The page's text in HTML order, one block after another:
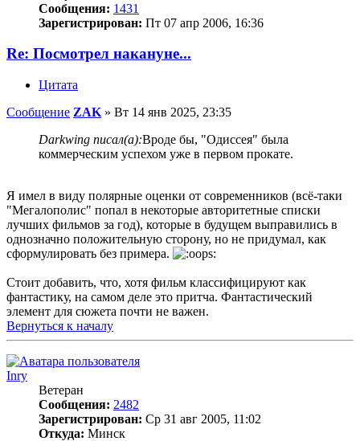
Сообщения: 1431
Зарегистрирован: Пт 07 апр 2006, 16:36
Re: Посмотрел накануне...
Цитата
Сообщение ZAK » Вт 14 янв 2025, 23:35
Darkwing писал(а):Вроде бы, "Одиссея" была
коммерческим успехом уже в первом прокате.
Я имел в виду полярные оценки от современников (всё-таки
"Мегалополис" попал в некоторые авторитетные списки
лучших фильмов за год), которые в будущем выправились в
однозначно положительную сторону, но не придумал, как
сформулировать без примера.
Стоит добавить, что, хотя фильм классифицируют как
фантастику, на самом деле это притча. Фантастический
элемент для сюжета почти не важен.
Вернуться к началу
Inry
Ветеран
Сообщения: 2482
Зарегистрирован: Ср 31 авг 2005, 11:02
Откуда: Минск